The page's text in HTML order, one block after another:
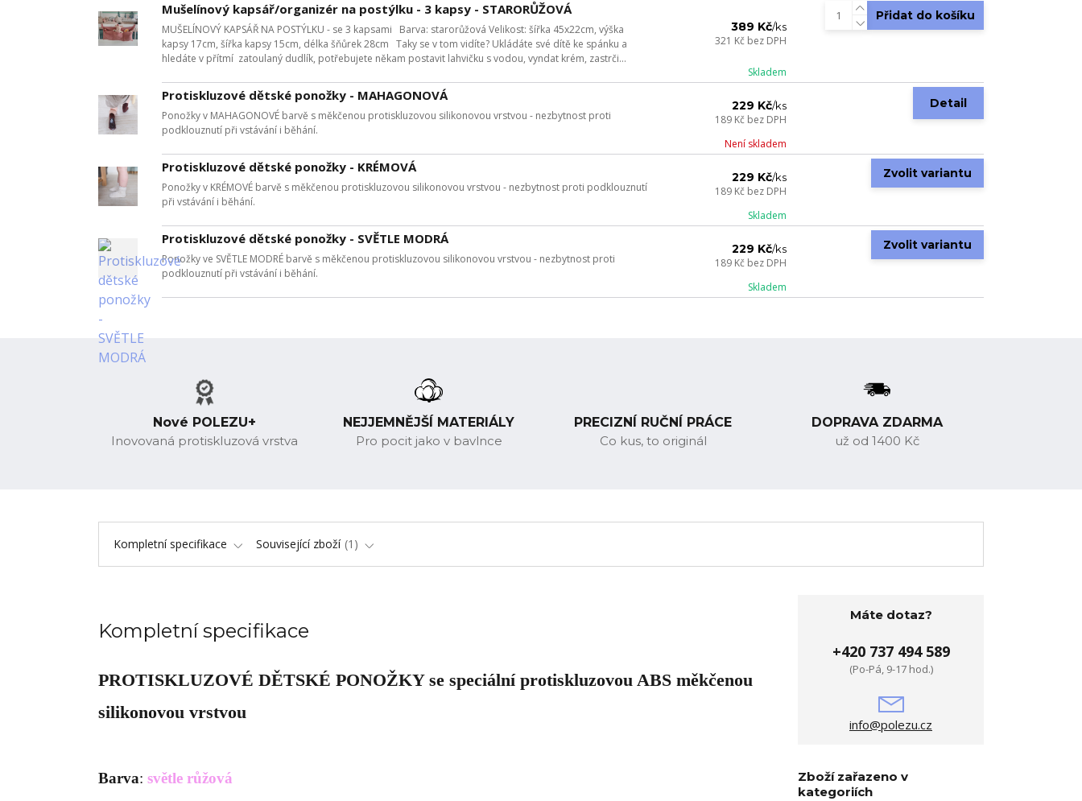
Mušelínový kapsář/organizér na postýlku - 3 kapsy - STARORŮŽOVÁ
MUŠELÍNOVÝ KAPSÁŘ NA POSTÝLKU - se 3 kapsami Barva: starorůžová Velikost: šířka 45x22cm, výška
kapsy 17cm, šířka kapsy 15cm, délka šňůrek 28cm Taky se v tom vidíte? Ukládáte své dítě ke spánku a
hledáte v přítmí zatoulaný dudlík, potřebujete někam postavit lahvičku s vodou, vyndat krém, zastrči...
389 Kč/ks
321 Kč bez DPH
Skladem
Přidat do košíku
Protiskluzové dětské ponožky - MAHAGONOVÁ
Ponožky v MAHAGONOVÉ barvě s měkčenou protiskluzovou silikonovou vrstvou - nezbytnost proti
podklouznutí při vstávání i běhání.
229 Kč/ks
189 Kč bez DPH
Není skladem
Detail
Protiskluzové dětské ponožky - KRÉMOVÁ
Ponožky v KRÉMOVÉ barvě s měkčenou protiskluzovou silikonovou vrstvou - nezbytnost proti podklouznutí
při vstávání i běhání.
229 Kč/ks
189 Kč bez DPH
Skladem
Zvolit variantu
Protiskluzové dětské ponožky - SVĚTLE MODRÁ
Ponožky ve SVĚTLE MODRÉ barvě s měkčenou protiskluzovou silikonovou vrstvou - nezbytnost proti
podklouznutí při vstávání i běhání.
229 Kč/ks
189 Kč bez DPH
Skladem
Zvolit variantu
Nové POLEZU+
Inovovaná protiskluzová vrstva
NEJJEMNĚJŠÍ MATERIÁLY
Pro pocit jako v bavlnce
PRECIZNÍ RUČNÍ PRÁCE
Co kus, to originál
DOPRAVA ZDARMA
už od 1400 Kč
Kompletní specifikace Související zboží 1
Kompletní specifikace
PROTISKLUZOVÉ DĚTSKÉ PONOŽKYse speciální protiskluzovou ABS měkčenou
silikonovou vrstvou
Barva: světle růžová
Máte dotaz?
+420 737 494 589
(Po-Pá, 9-17 hod.)
info@polezu.cz
Zboží zařazeno v
kategoriích